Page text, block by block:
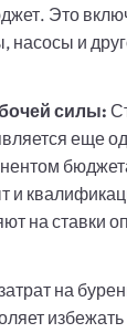
Это
насосы и
силы:
еще
и
на ставки
на
избежать